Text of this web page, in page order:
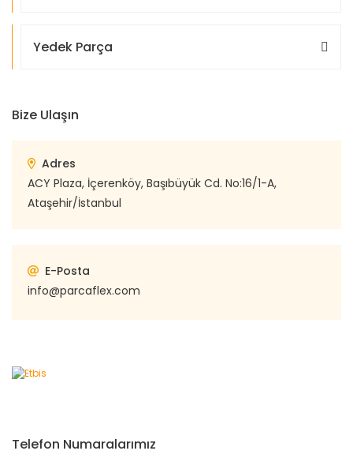
Yedek Parça
Bize Ulaşın
Adres
ACY Plaza, İçerenköy, Başıbüyük Cd. No:16/1-A,
Ataşehir/İstanbul
E-Posta
info@parcaflex.com
Telefon Numaralarımız